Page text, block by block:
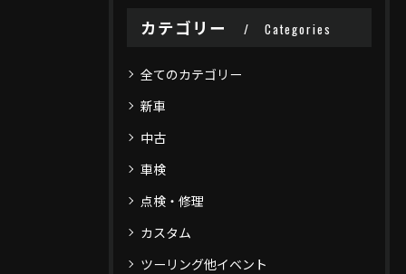
カテゴリー Categories
全てのカテゴリー
新車
中古
車検
点検・修理
カスタム
ツーリング他イベント